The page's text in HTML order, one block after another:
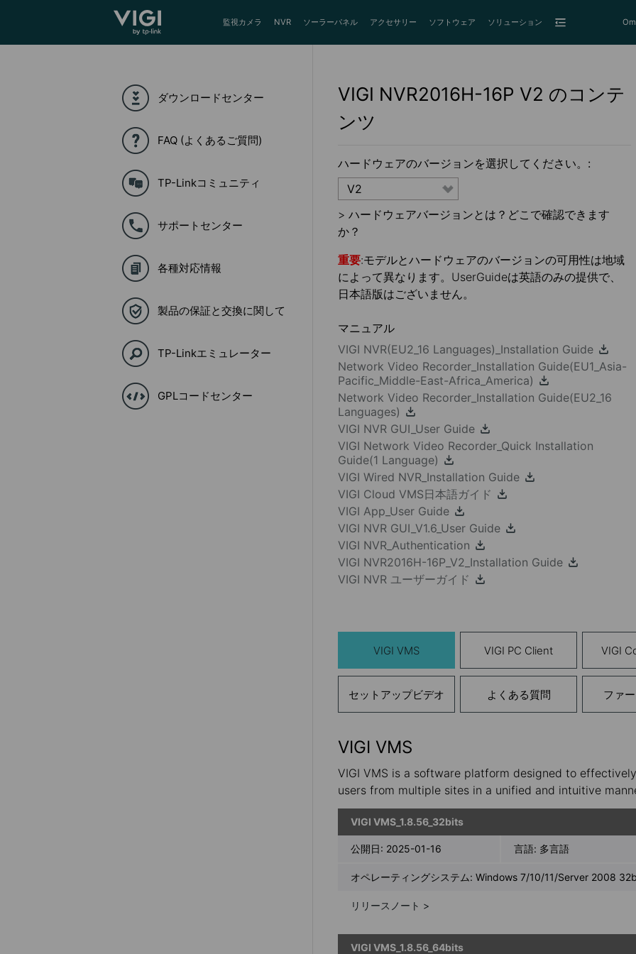
TP-Link, Reliably Smart 監視カメラ NVR ソーラーパネル アクセサリー ソフトウェア ソリューション
ダウンロードセンター
FAQ (よくあるご質問)
TP-Linkコミュニティ
サポートセンター
各種対応情報
製品の保証と交換に関して
TP-Linkエミュレーター
GPLコードセンター
VIGI NVR2016H-16P V2 のコンテ
ンツ
ハードウェアのバージョンを選択してください。:
V2
> ハードウェアバージョンとは？どこで確認できます
か？
重要:モデルとハードウェアのバージョンの可用性は地域
によって異なります。UserGuideは英語のみの提供で、
日本語版はございません。
マニュアル
VIGI NVR(EU2_16 Languages)_Installation Guide
Network Video Recorder_Installation Guide(EU1_Asia-
Pacific_Middle-East-Africa_America)
Network Video Recorder_Installation Guide(EU2_16
Languages)
VIGI NVR GUI_User Guide
VIGI Network Video Recorder_Quick Installation
Guide(1 Language)
VIGI Wired NVR_Installation Guide
VIGI Cloud VMS日本語ガイド
VIGI App_User Guide
VIGI NVR GUI_V1.6_User Guide
VIGI NVR_Authentication
VIGI NVR2016H-16P_V2_Installation Guide
VIGI NVR ユーザーガイド
VIGI VMS VIGI PC Client VIGI
セットアップビデオ よくある質問 ファ
VIGI VMS
VIGI VMS is a software platform designed to
users from multiple sites in a unified and intuitive
VIGI VMS_1.8.56_32bits
公開日: 2025-01-16 言語: 多言語
オペレーティングシステム: Windows 7/10/11/Server 2008
リリースノート >
VIGI VMS_1.8.56_64bits